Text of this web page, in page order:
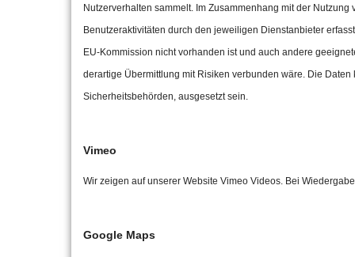
Nutzerverhalten sammelt. Im Zusammenhang mit der
Benutzeraktivitäten durch den jeweiligen Dienstanbieter
EU-Kommission nicht vorhanden ist und auch andere
derartige Übermittlung mit Risiken verbunden wäre. Die
Sicherheitsbehörden, ausgesetzt sein.
Vimeo
Wir zeigen auf unserer Website Vimeo Videos. Bei
Google Maps